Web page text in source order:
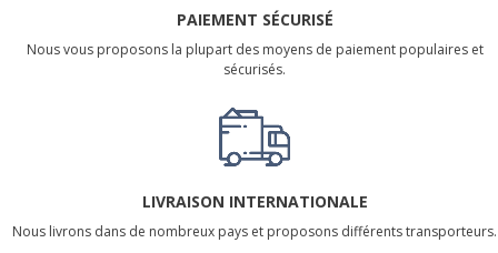
PAIEMENT SÉCURISÉ
Nous vous proposons la plupart des moyens de paiement populaires et
sécurisés.
LIVRAISON INTERNATIONALE
Nous livrons dans de nombreux pays et proposons différents transporteurs.